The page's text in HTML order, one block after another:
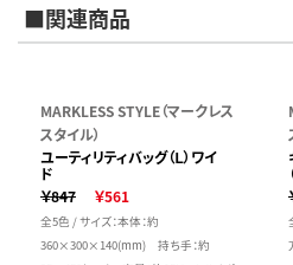
■関連商品
MARKLESS STYLE（マークレス
スタイル）
ユーティリティバッグ（Ｌ）ワイ
ド
￥847
￥561
全5色 / サイズ：本体：約
360×300×140(mm) 持ち手：約